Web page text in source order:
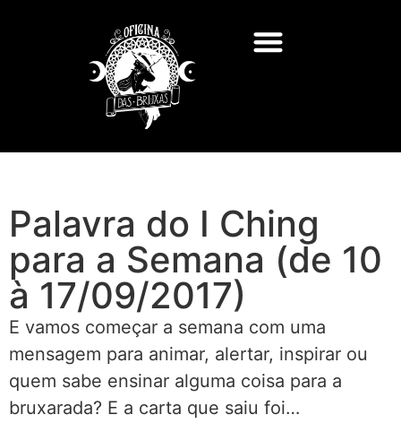
Palavra do I Ching
para a Semana (de 10
à 17/09/2017)
E vamos começar a semana com uma
mensagem para animar, alertar, inspirar ou
quem sabe ensinar alguma coisa para a
bruxarada? E a carta que saiu foi…